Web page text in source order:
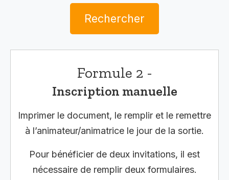
Rechercher
Formule 2 -
Inscription manuelle
Imprimer le document, le remplir et le remettre
à l’animateur/animatrice le jour de la sortie.
Pour bénéficier de deux invitations, il est
nécessaire de remplir deux formulaires.